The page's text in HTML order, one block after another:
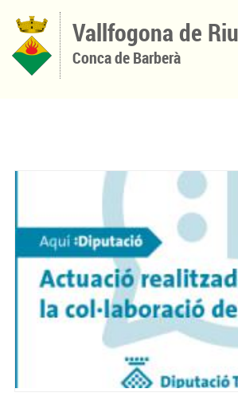
Vallfogona de
Conca de Barberà